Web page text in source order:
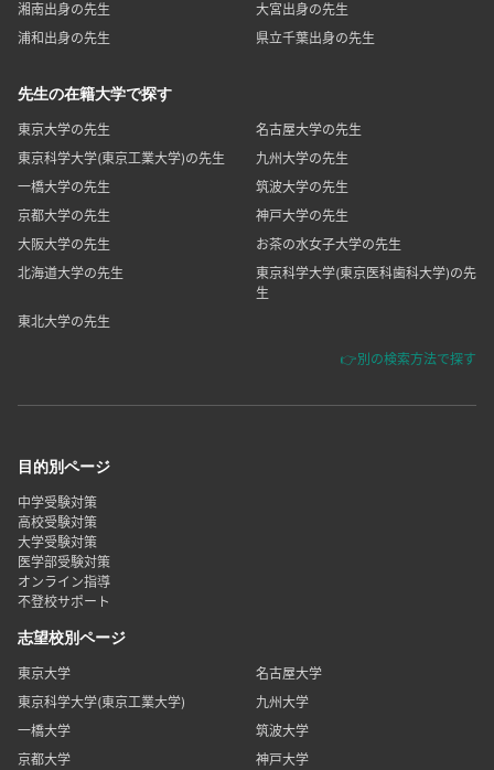
湘南出身の先生
大宮出身の先生
浦和出身の先生
県立千葉出身の先生
先生の在籍大学で探す
東京大学の先生
名古屋大学の先生
東京科学大学(東京工業大学)の先生
九州大学の先生
一橋大学の先生
筑波大学の先生
京都大学の先生
神戸大学の先生
大阪大学の先生
お茶の水女子大学の先生
北海道大学の先生
東京科学大学(東京医科歯科大学)の先
生
東北大学の先生
👉別の検索方法で探す
目的別ページ
中学受験対策
高校受験対策
大学受験対策
医学部受験対策
オンライン指導
不登校サポート
志望校別ページ
東京大学
名古屋大学
東京科学大学(東京工業大学)
九州大学
一橋大学
筑波大学
京都大学
神戸大学